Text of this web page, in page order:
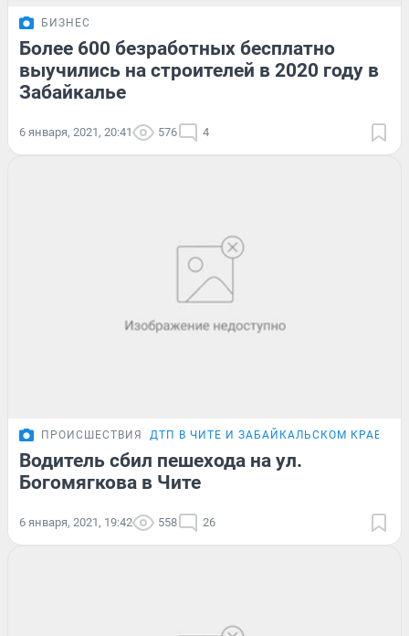
БИЗНЕС
Более 600 безработных бесплатно
выучились на строителей в 2020 году в
Забайкалье
6 января, 2021, 20:41 576 4
ПРОИСШЕСТВИЯ ДТП В ЧИТЕ И ЗАБАЙКАЛЬСКОМ КРАЕ
Водитель сбил пешехода на ул.
Богомягкова в Чите
6 января, 2021, 19:42 558 26